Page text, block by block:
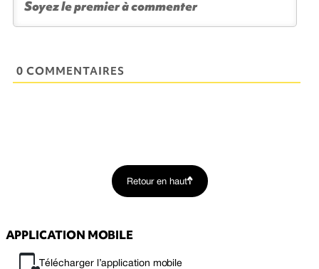
0 COMMENTAIRES
Retour en haut
APPLICATION MOBILE
Télécharger l’application mobile